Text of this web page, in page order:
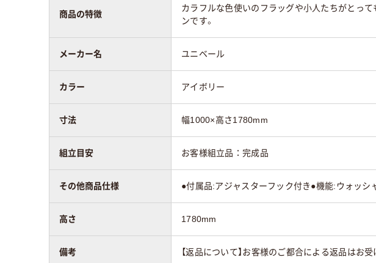
商品の特徴
カラフルな色使いのフラッグや小人たちがとっ
ンです。
メーカー名 ユニベール
カラー アイボリー
寸法 幅1000×高さ1780mm
組立目安 お客様組立品：完成品
その他商品仕様 ●付属品:アジャスターフック付き●機能:ウォッシ
高さ 1780mm
備考 【返品について】お客様のご都合による返品はお受